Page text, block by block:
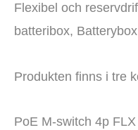
Flexibel och
batteribox,
Produkten finns i tre
PoE M-switch 4p